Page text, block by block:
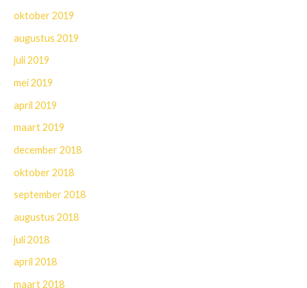
oktober 2019
augustus 2019
juli 2019
mei 2019
april 2019
maart 2019
december 2018
oktober 2018
september 2018
augustus 2018
juli 2018
april 2018
maart 2018